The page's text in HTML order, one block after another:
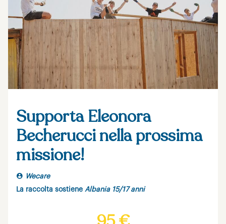
Supporta Eleonora
Becherucci nella prossima
missione!
Wecare
La raccolta sostiene Albania 15/17 anni